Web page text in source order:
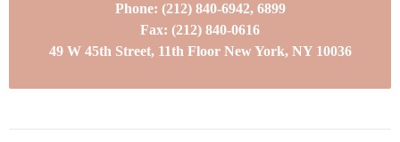
Phone: (212) 840-6942, 6899
Fax: (212) 840-0616
49 W 45th Street, 11th Floor New York, NY 10036